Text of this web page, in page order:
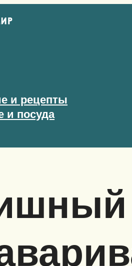
и рецепты
и посуда